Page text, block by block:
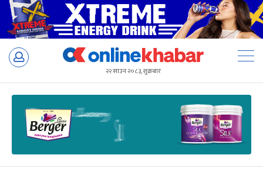
Skip
२२ साउन २०८३, शुक्रबार